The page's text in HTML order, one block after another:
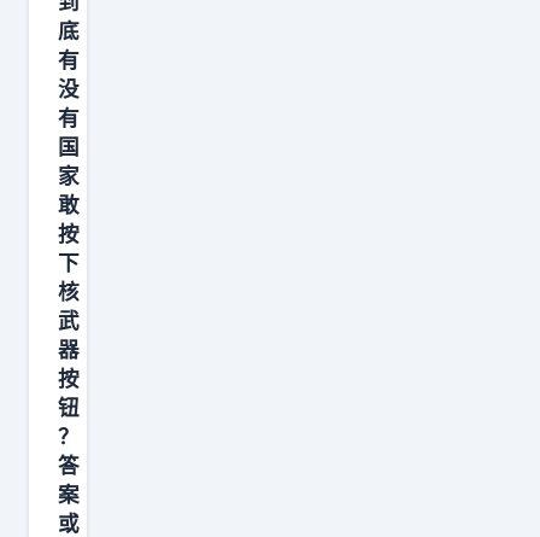
底
有
没
有
国
家
敢
按
下
核
武
器
按
钮
？
答
案
或